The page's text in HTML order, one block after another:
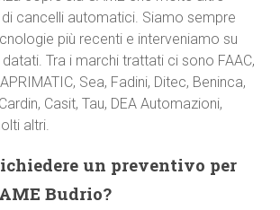
cancelli automatici. Siamo sempre
più recenti e interveniamo su
Tra i marchi trattati ci sono FAAC,
Sea, Fadini, Ditec, Beninca,
Casit, Tau, DEA Automazioni,
altri.
un preventivo per
Budrio?